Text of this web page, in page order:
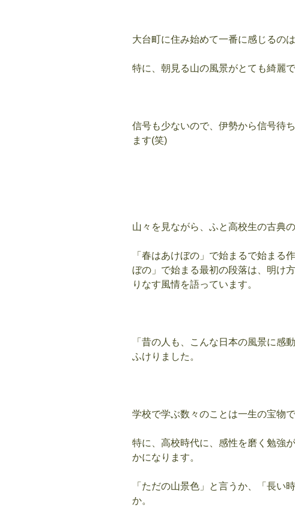
大台町に住み始めて一番に感じるの
特に、朝見る山の風景がとても綺麗で
信号も少ないので、伊勢から信号待
ます(笑)
山々を見ながら、ふと高校生の古典
「春はあけぼの」で始まるで始まる
ぼの」で始まる最初の段落は、明け
りなす風情を語っています。
「昔の人も、こんな日本の風景に感
ふけりました。
学校で学ぶ数々のことは一生の宝物で
特に、高校時代に、感性を磨く勉強
かになります。
「ただの山景色」と言うか、「長い
か。